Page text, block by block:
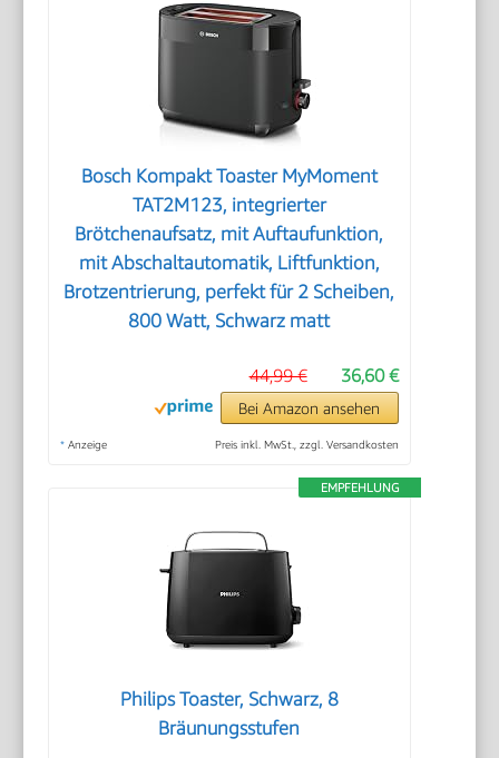
Bosch Kompakt Toaster MyMoment
TAT2M123, integrierter
Brötchenaufsatz, mit Auftaufunktion,
mit Abschaltautomatik, Liftfunktion,
Brotzentrierung, perfekt für 2 Scheiben,
800 Watt, Schwarz matt
36,60 €
44,99 €
Bei Amazon ansehen
* Anzeige Preis inkl. MwSt., zzgl. Versandkosten
EMPFEHLUNG
Philips Toaster, Schwarz, 8
Bräunungsstufen